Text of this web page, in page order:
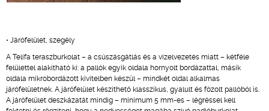
• Járófelület, szegély
A Telifa teraszburkolat – a csúszásgátlás és a vízelvezetés miatt – kétféle
felülettel alakítható ki: a pallók egyik oldala hornyolt bordázattal, másik
oldala mikrobordázott kivitelben készül – mindkét oldal alkalmas
járófelületnek. A járófelület készíthető klasszikus, gyalult és fózolt pallóból is.
A járófelület deszkázatát mindig – minimum 5 mm-es – légréssel kell